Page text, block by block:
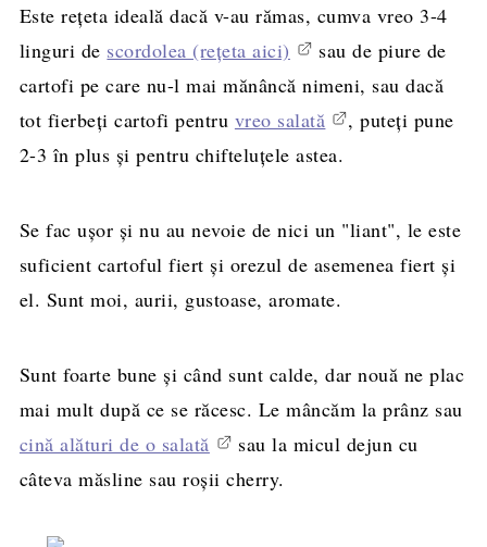
Este rețeta ideală dacă v-au rămas, cumva vreo 3-4
linguri de scordolea (rețeta aici)
sau de piure de
cartofi pe care nu-l mai mănâncă nimeni, sau dacă
tot fierbeți cartofi pentru vreo salată
, puteți pune
2-3 în plus și pentru chifteluțele astea.
Se fac ușor și nu au nevoie de nici un "liant", le este
suficient cartoful fiert și orezul de asemenea fiert și
el. Sunt moi, aurii, gustoase, aromate.
Sunt foarte bune și când sunt calde, dar nouă ne plac
mai mult după ce se răcesc. Le mâncăm la prânz sau
cină alături de o salată
sau la micul dejun cu
câteva măsline sau roșii cherry.